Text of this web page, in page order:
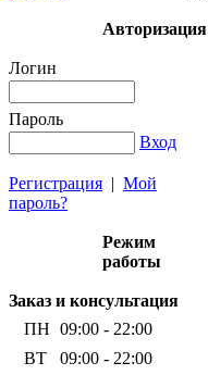
Авторизация
Логин
Пароль
Вход
Регистрация | Мой
пароль?
Режим
работы
Заказ и консультация
ПН
09:00 - 22:00
ВТ
09:00 - 22:00